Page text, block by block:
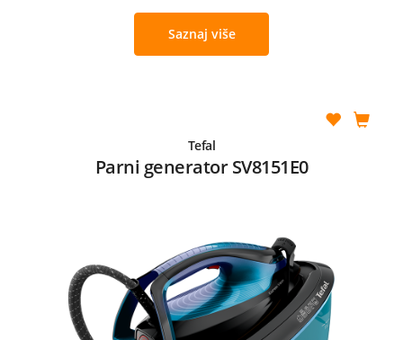
Saznaj više
Tefal
Parni generator SV8151E0